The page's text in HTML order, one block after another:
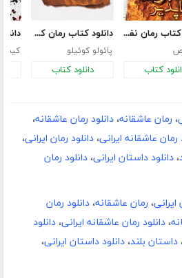
دانلود کتاب رمان نفوذ ناپذیر
کتاب
دانلود کتاب رمان کیمیاگر
پائولو کوئیلو
دانلود کتاب
کیم
، رمان عاشقانه، دانلود رمان عاشقانه،
رمان عاشقانه ایرانی، دانلود رمان ایرانی،
، دانلود داستان ایرانی، دانلود رمان
ایرانی، رمان عاشقانه، دانلود رمان
، دانلود رمان عاشقانه ایرانی، دانلود
داستان بلند، دانلود داستان ایرانی،